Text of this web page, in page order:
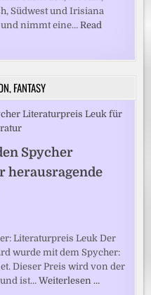
Südwest und Irisiana
nimmt eine…Read
FANTASY
Spycher
herausragende
Literaturpreis Leuk Der
wurde mit dem Spycher:
Dieser Preis wird von der
und ist…Weiterlesen …